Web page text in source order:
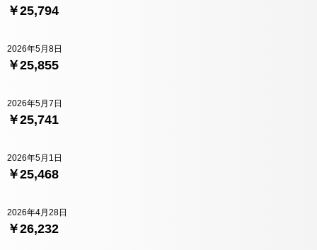
￥25,794
￥25,855
2026年5月8日
￥25,741
2026年5月7日
￥25,468
2026年5月1日
￥26,232
2026年4月28日